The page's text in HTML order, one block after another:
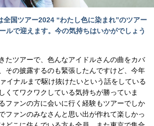
国ツアー2024 “わたし色に染まれ”のツアー
ルで迎えます。今の気持ちはいかがでしょう
たツアーで、色んなアイドルさんの曲をカバ
その披露するのも緊張したんですけど、今年
イナルまで駆け抜けたいという話をしている
くてワクワクしている気持ちが勝っていま
ファンの方に会いに行く経験もツアーでしか
ファンのみなさんと思い出が作れて楽しかっ